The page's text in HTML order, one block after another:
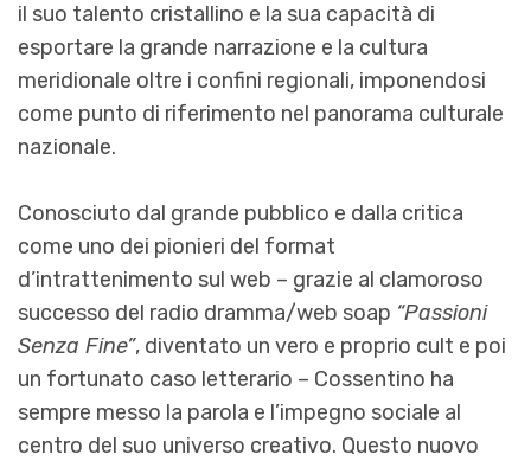
il suo talento cristallino e la sua capacità di
esportare la grande narrazione e la cultura
meridionale oltre i confini regionali, imponendosi
come punto di riferimento nel panorama culturale
nazionale.
Conosciuto dal grande pubblico e dalla critica
come uno dei pionieri del format
d’intrattenimento sul web – grazie al clamoroso
successo del radio dramma/web soap “Passioni
Senza Fine”, diventato un vero e proprio cult e poi
un fortunato caso letterario – Cossentino ha
sempre messo la parola e l’impegno sociale al
centro del suo universo creativo. Questo nuovo